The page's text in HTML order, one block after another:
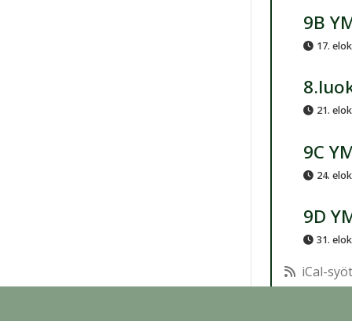
9B
17.
21.
9C
24.
9D
31.
iCal-